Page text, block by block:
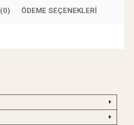
(0) ÖDEME SEÇENEKLERI